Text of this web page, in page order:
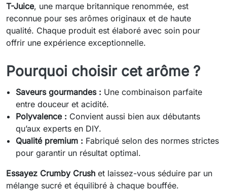
T-Juice, une marque britannique renommée, est
reconnue pour ses arômes originaux et de haute
qualité. Chaque produit est élaboré avec soin pour
offrir une expérience exceptionnelle.
Pourquoi choisir cet arôme ?
Saveurs gourmandes : Une combinaison parfaite
entre douceur et acidité.
Polyvalence : Convient aussi bien aux débutants
qu’aux experts en DIY.
Qualité premium : Fabriqué selon des normes strictes
pour garantir un résultat optimal.
Essayez Crumby Crush et laissez-vous séduire par un
mélange sucré et équilibré à chaque bouffée.